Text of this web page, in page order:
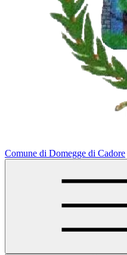
Comune di Domegge di Cadore